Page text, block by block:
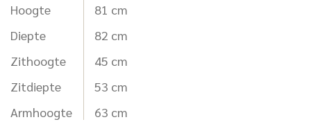
Hoogte
Diepte
Zithoogte
Zitdiepte
Armhoogte
81 cm
82 cm
45 cm
53 cm
63 cm